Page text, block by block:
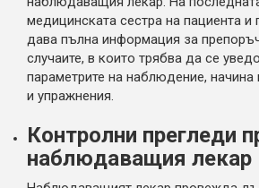
медицинската сестра на пациента и
дава пълна информация за
случаите, в които трябва да се
параметрите на наблюдение, начина
и упражнения.
Контролни прегледи
наблюдаващия лекар